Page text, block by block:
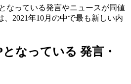
なっている発言やニュースが同値
、2021年10月の中で最も新しい内
なっている 発言・